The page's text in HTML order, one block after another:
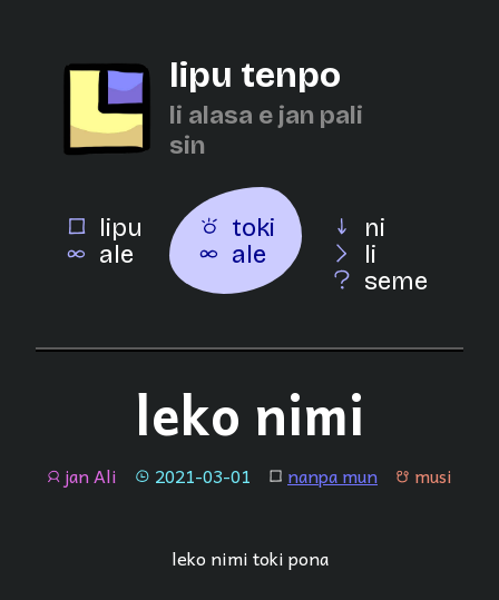
lipu tenpo
li alasa e jan pali
sin
lipu
ale
toki
ale
ni
li
seme
leko nimi
jan jan Ali tenpo 2021-03-01 lipu nanpa mun musi musi
leko nimi toki pona